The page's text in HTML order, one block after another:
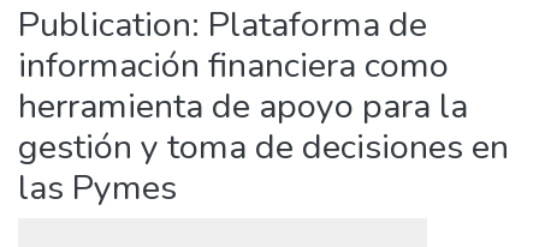
Publication: Plataforma de
información financiera como
herramienta de apoyo para la
gestión y toma de decisiones en
las Pymes